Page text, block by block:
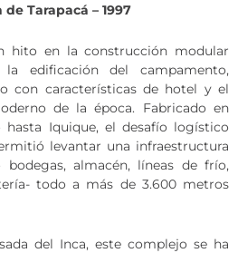
Tarapacá – 1997
hito en la construcción modular
edificación del campamento,
con características de hotel y el
de la época. Fabricado en
Iquique, el desafío logístico
levantar una infraestructura
almacén, líneas de frío,
todo a más de 3.600 metros
del Inca, este complejo se ha